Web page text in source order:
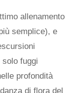
allenamento
semplice), e
fuggi
profondità
di flora del